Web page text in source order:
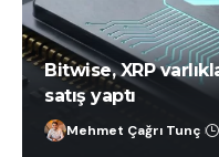
Bitwise, XRP
satış yaptı
Mehmet Çağrı Tunç